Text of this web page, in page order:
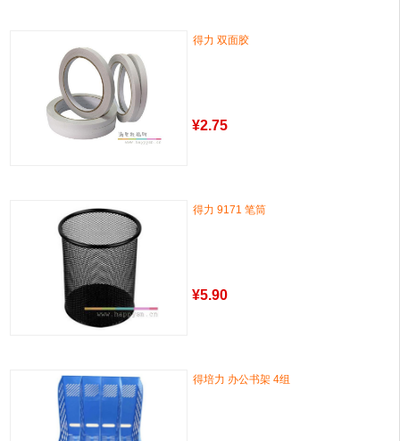
得力 双面胶
¥2.75
得力 9171 笔筒
¥5.90
得培力 办公书架 4组